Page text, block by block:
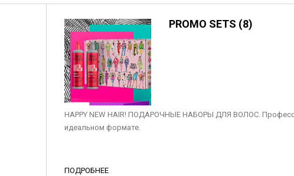
PROMO SETS (8)
HAPPY NEW HAIR! ПОДАРОЧНЫЕ НАБОРЫ ДЛЯ ВОЛОС.
идеальном формате.
ПОДРОБНЕЕ